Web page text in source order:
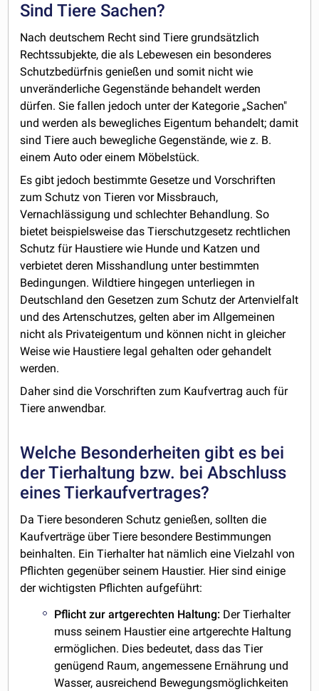
Sind Tiere Sachen?
Nach deutschem Recht sind Tiere grundsätzlich
Rechtssubjekte, die als Lebewesen ein besonderes
Schutzbedürfnis genießen und somit nicht wie
unveränderliche Gegenstände behandelt werden
dürfen. Sie fallen jedoch unter der Kategorie „Sachen"
und werden als bewegliches Eigentum behandelt; damit
sind Tiere auch bewegliche Gegenstände, wie z. B.
einem Auto oder einem Möbelstück.
Es gibt jedoch bestimmte Gesetze und Vorschriften
zum Schutz von Tieren vor Missbrauch,
Vernachlässigung und schlechter Behandlung. So
bietet beispielsweise das Tierschutzgesetz rechtlichen
Schutz für Haustiere wie Hunde und Katzen und
verbietet deren Misshandlung unter bestimmten
Bedingungen. Wildtiere hingegen unterliegen in
Deutschland den Gesetzen zum Schutz der Artenvielfalt
und des Artenschutzes, gelten aber im Allgemeinen
nicht als Privateigentum und können nicht in gleicher
Weise wie Haustiere legal gehalten oder gehandelt
werden.
Daher sind die Vorschriften zum Kaufvertrag auch für
Tiere anwendbar.
Welche Besonderheiten gibt es bei
der Tierhaltung bzw. bei Abschluss
eines Tierkaufvertrages?
Da Tiere besonderen Schutz genießen, sollten die
Kaufverträge über Tiere besondere Bestimmungen
beinhalten. Ein Tierhalter hat nämlich eine Vielzahl von
Pflichten gegenüber seinem Haustier. Hier sind einige
der wichtigsten Pflichten aufgeführt:
Pflicht zur artgerechten Haltung: Der Tierhalter
muss seinem Haustier eine artgerechte Haltung
ermöglichen. Dies bedeutet, dass das Tier
genügend Raum, angemessene Ernährung und
Wasser, ausreichend Bewegungsmöglichkeiten